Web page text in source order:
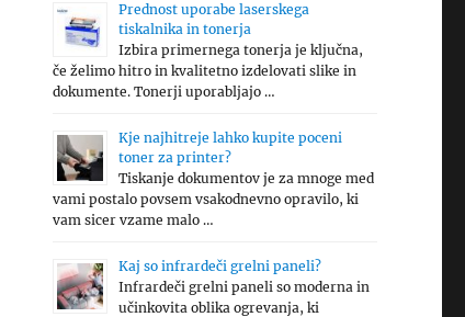
Prednost uporabe laserskega
tiskalnika in tonerja
Izbira primernega tonerja je ključna,
če želimo hitro in kvalitetno izdelovati slike in
dokumente. Tonerji uporabljajo …
Kje najhitreje lahko kupite poceni
toner za printer?
Tiskanje dokumentov je za mnoge med
vami postalo povsem vsakodnevno opravilo, ki
vam sicer vzame malo …
Kaj so infrardeči grelni paneli?
Infrardeči grelni paneli so moderna in
učinkovita oblika ogrevanja, ki